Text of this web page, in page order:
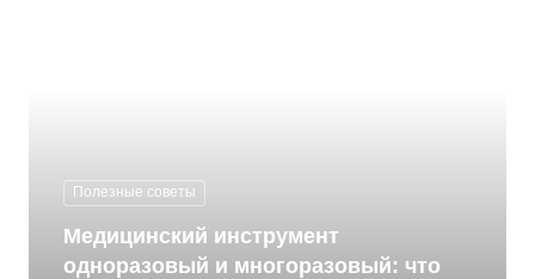
Полезные советы
Медицинский инструмент
одноразовый и многоразовый: что